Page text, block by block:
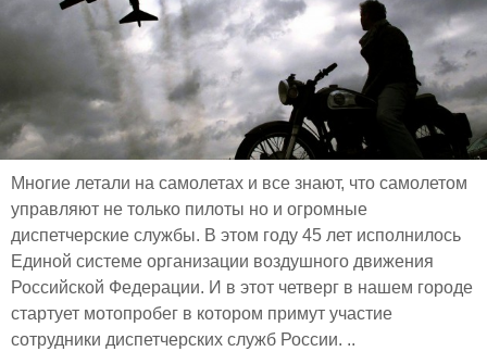
Многие летали на самолетах и все знают, что самолетом
управляют не только пилоты но и огромные
диспетчерские службы. В этом году 45 лет исполнилось
Единой системе организации воздушного движения
Российской Федерации. И в этот четверг в нашем городе
стартует мотопробег в котором примут участие
сотрудники диспетчерских служб России. ..